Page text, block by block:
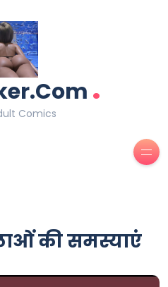
.
Comics
की समस्याएं